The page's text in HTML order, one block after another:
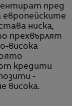
пред
европейските
ниска,
прехвърлят
висока
кредити
-
висока.